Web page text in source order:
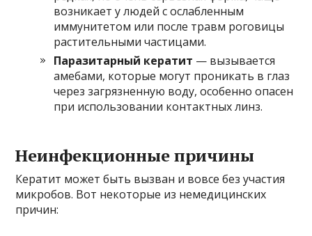
возникает у людей с ослабленным
иммунитетом или после травм роговицы
растительными частицами.
Паразитарный кератит — вызывается
амебами, которые могут проникать в глаз
через загрязненную воду, особенно опасен
при использовании контактных линз.
Неинфекционные причины
Кератит может быть вызван и вовсе без участия
микробов. Вот некоторые из немедицинских
причин: